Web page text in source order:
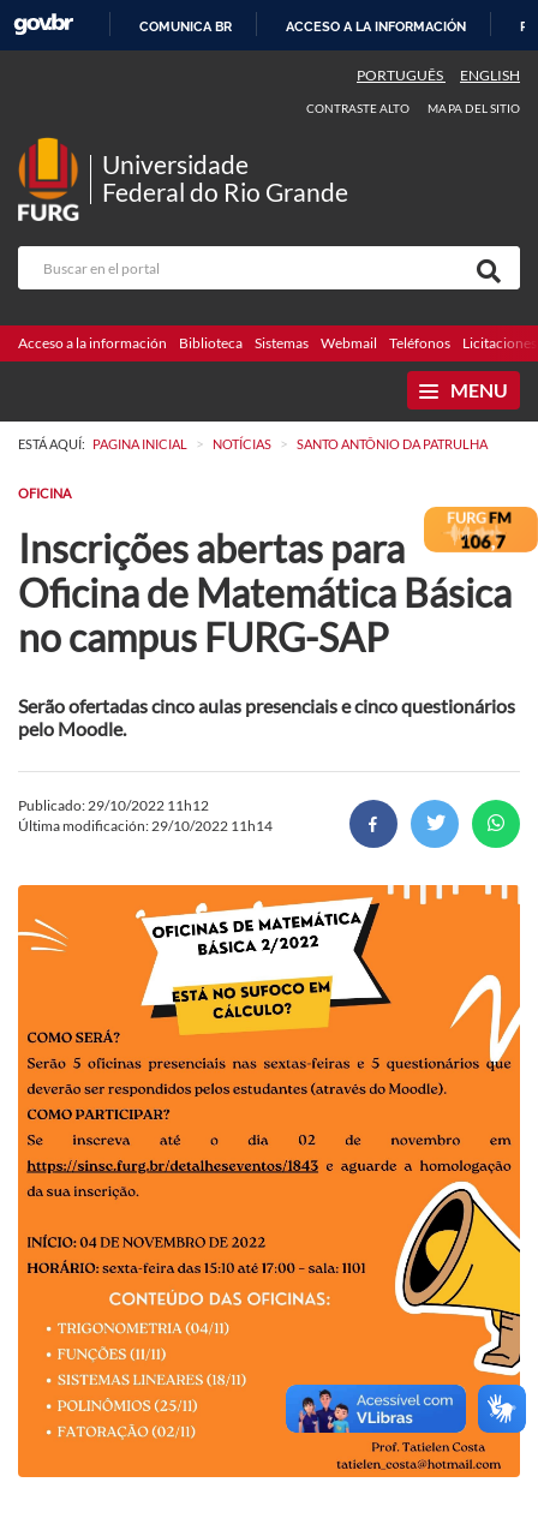
CONTENIDO
COMUNICA BR ACCESO A LA INFORMACIÓN
PORTUGUÊS ENGLISH
CONTRASTE ALTO MAPA DEL SITIO
Universidade
Federal do Rio Grande
Acceso a la información Biblioteca Sistemas Webmail Teléfonos Licitaciones
MENU
ESTÁ AQUÍ: PAGINA INICIAL > NOTÍCIAS > SANTO ANTÔNIO DA PATRULHA
OFICINA
Inscrições abertas para
Oficina de Matemática Básica
no campus FURG-SAP
Serão ofertadas cinco aulas presenciais e cinco questionários
pelo Moodle.
Publicado: 29/10/2022 11h12
Última modificación: 29/10/2022 11h14